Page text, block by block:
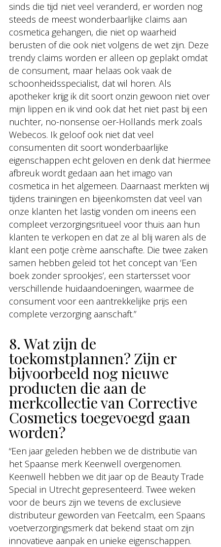
sinds die tijd niet veel veranderd, er worden nog
steeds de meest wonderbaarlijke claims aan
cosmetica gehangen, die niet op waarheid
berusten of die ook niet volgens de wet zijn. Deze
trendy claims worden er alleen op geplakt omdat
de consument, maar helaas ook vaak de
schoonheidsspecialist, dat wil horen. Als
apotheker krijg ik dit soort onzin gewoon niet over
mijn lippen en ik vind ook dat het niet past bij een
nuchter, no-nonsense oer-Hollands merk zoals
Webecos. Ik geloof ook niet dat veel
consumenten dit soort wonderbaarlijke
eigenschappen echt geloven en denk dat hiermee
afbreuk wordt gedaan aan het imago van
cosmetica in het algemeen. Daarnaast merkten wij
tijdens trainingen en bijeenkomsten dat veel van
onze klanten het lastig vonden om ineens een
compleet verzorgingsritueel voor thuis aan hun
klanten te verkopen en dat ze al blij waren als de
klant een potje crème aanschafte. Die twee zaken
samen hebben geleid tot het concept van ‘Een
boek zonder sprookjes’, een startersset voor
verschillende huidaandoeningen, waarmee de
consument voor een aantrekkelijke prijs een
complete verzorging aanschaft.”
8. Wat zijn de
toekomstplannen? Zijn er
bijvoorbeeld nog nieuwe
producten die aan de
merkcollectie van Corrective
Cosmetics toegevoegd gaan
worden?
“Een jaar geleden hebben we de distributie van
het Spaanse merk Keenwell overgenomen.
Keenwell hebben we dit jaar op de Beauty Trade
Special in Utrecht gepresenteerd. Twee weken
voor de beurs zijn we tevens de exclusieve
distributeur geworden van Feetcalm, een Spaans
voetverzorgingsmerk dat bekend staat om zijn
innovatieve aanpak en unieke eigenschappen.